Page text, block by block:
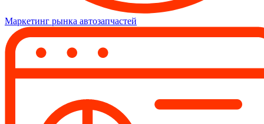
Маркетинг рынка автозапчастей